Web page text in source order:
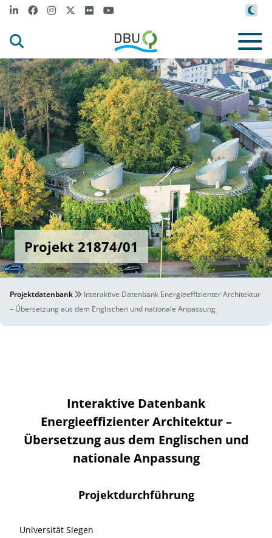
Projekt 21874/01
Projektdatenbank
Interaktive Datenbank Energieeffizienter Architektur
– Übersetzung aus dem Englischen und nationale Anpassung
Interaktive Datenbank
Energieeffizienter Architektur –
Übersetzung aus dem Englischen und
nationale Anpassung
Projektdurchführung
Universität Siegen